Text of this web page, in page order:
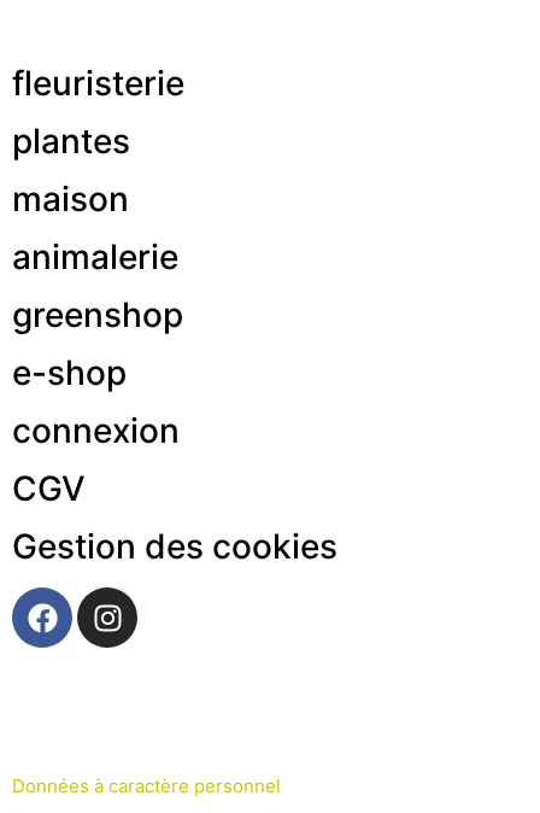
fleuristerie
plantes
maison
animalerie
greenshop
e-shop
connexion
CGV
Gestion des cookies
Données à caractère personnel